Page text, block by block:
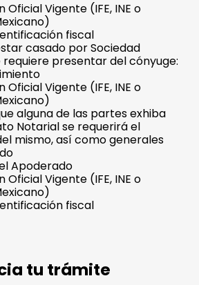
Oficial Vigente (IFE, INE o
fiscal
casado por Sociedad
requiere presentar del cónyuge:
Oficial Vigente (IFE, INE o
alguna de las partes exhiba
Notarial se requerirá el
mismo, así como generales
Apoderado
Oficial Vigente (IFE, INE o
fiscal
tu trámite